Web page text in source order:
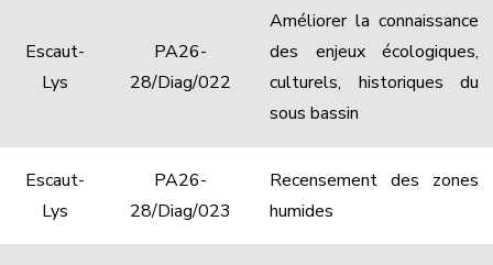
Escaut-
Lys
PA26-
28/Diag/022
Améliorer la connaissance
des enjeux écologiques,
culturels, historiques du
sous bassin
Escaut-
Lys
PA26-
28/Diag/023
Recensement des zones
humides